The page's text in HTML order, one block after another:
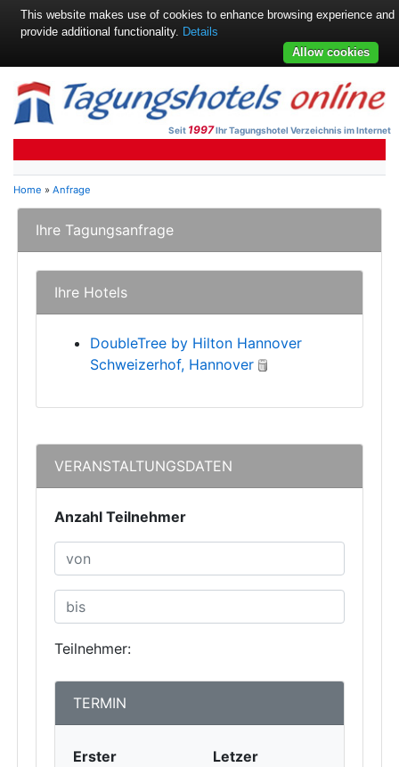
Seit 1997Ihr Tagungshotel Verzeichnis im Internet
Home » Anfrage
Ihre Tagungsanfrage
Ihre Hotels
DoubleTree by Hilton Hannover
Schweizerhof, Hannover
VERANSTALTUNGSDATEN
Anzahl Teilnehmer
Teilnehmer:
TERMIN
Erster
Letzer
This website makes use of cookies to enhance browsing experience and
provide additional functionality. Details
Allow cookies